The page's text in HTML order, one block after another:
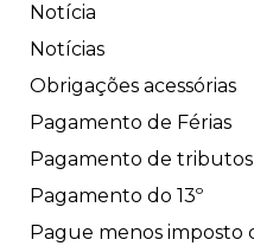
Notícia
Notícias
Obrigações acessórias
Pagamento de Férias
Pagamento de tributos
Pagamento do 13º
Pague menos imposto